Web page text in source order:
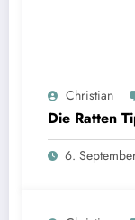
Christian
Die Ratten
6.